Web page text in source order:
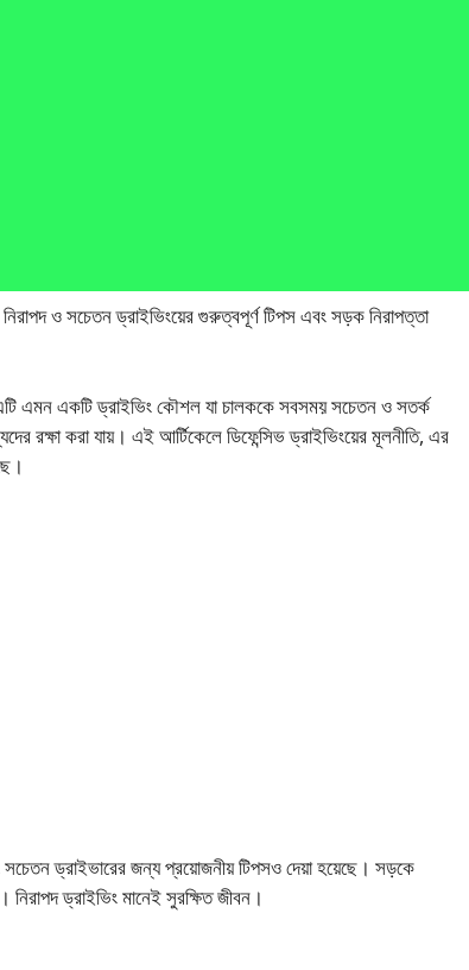
ও সচেতন ড্রাইভিংয়ের গুরুত্বপূর্ণ টিপস এবং সড়ক নিরাপত্তা
এটি এমন একটি ড্রাইভিং কৌশল যা চালককে সবসময় সচেতন ও সতর্ক
রক্ষা করা যায়। এই আর্টিকেলে ডিফেন্সিভ ড্রাইভিংয়ের মূলনীতি, এর
সচেতন ড্রাইভারের জন্য প্রয়োজনীয় টিপসও দেয়া হয়েছে। সড়কে
ড্রাইভিং মানেই সুরক্ষিত জীবন।